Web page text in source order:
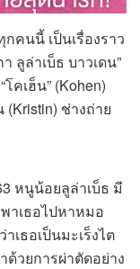
คนนี้ เป็นเรื่องราว
ลูล่าเบ็ธ บาวเดน”
คเฮ็น” (Kohen)
ช่างถ่าย
หนูน้อยลูล่าเบ็ธ มี
าเธอไปหาหมอ
ธอเป็นมะเร็งไต
ด้วยการผ่าตัดอย่าง